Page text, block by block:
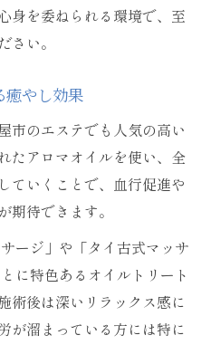
身を委ねられる環境で、至
さい。
癒やし効果
市のエステでも人気の高い
たアロマオイルを使い、全
ていくことで、血行促進や
期待できます。
ージ」や「タイ古式マッサ
に特色あるオイルトリート
術後は深いリラックス感に
が溜まっている方には特に